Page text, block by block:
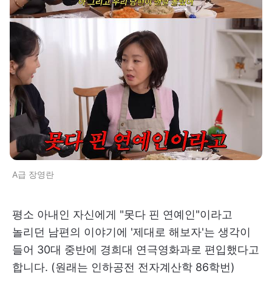
A급 장영란
평소 아내인 자신에게 "못다 핀 연예인"이라고
놀리던 남편의 이야기에 '제대로 해보자'는 생각이
들어 30대 중반에 경희대 연극영화과로 편입했다고
합니다. (원래는 인하공전 전자계산학 86학번)